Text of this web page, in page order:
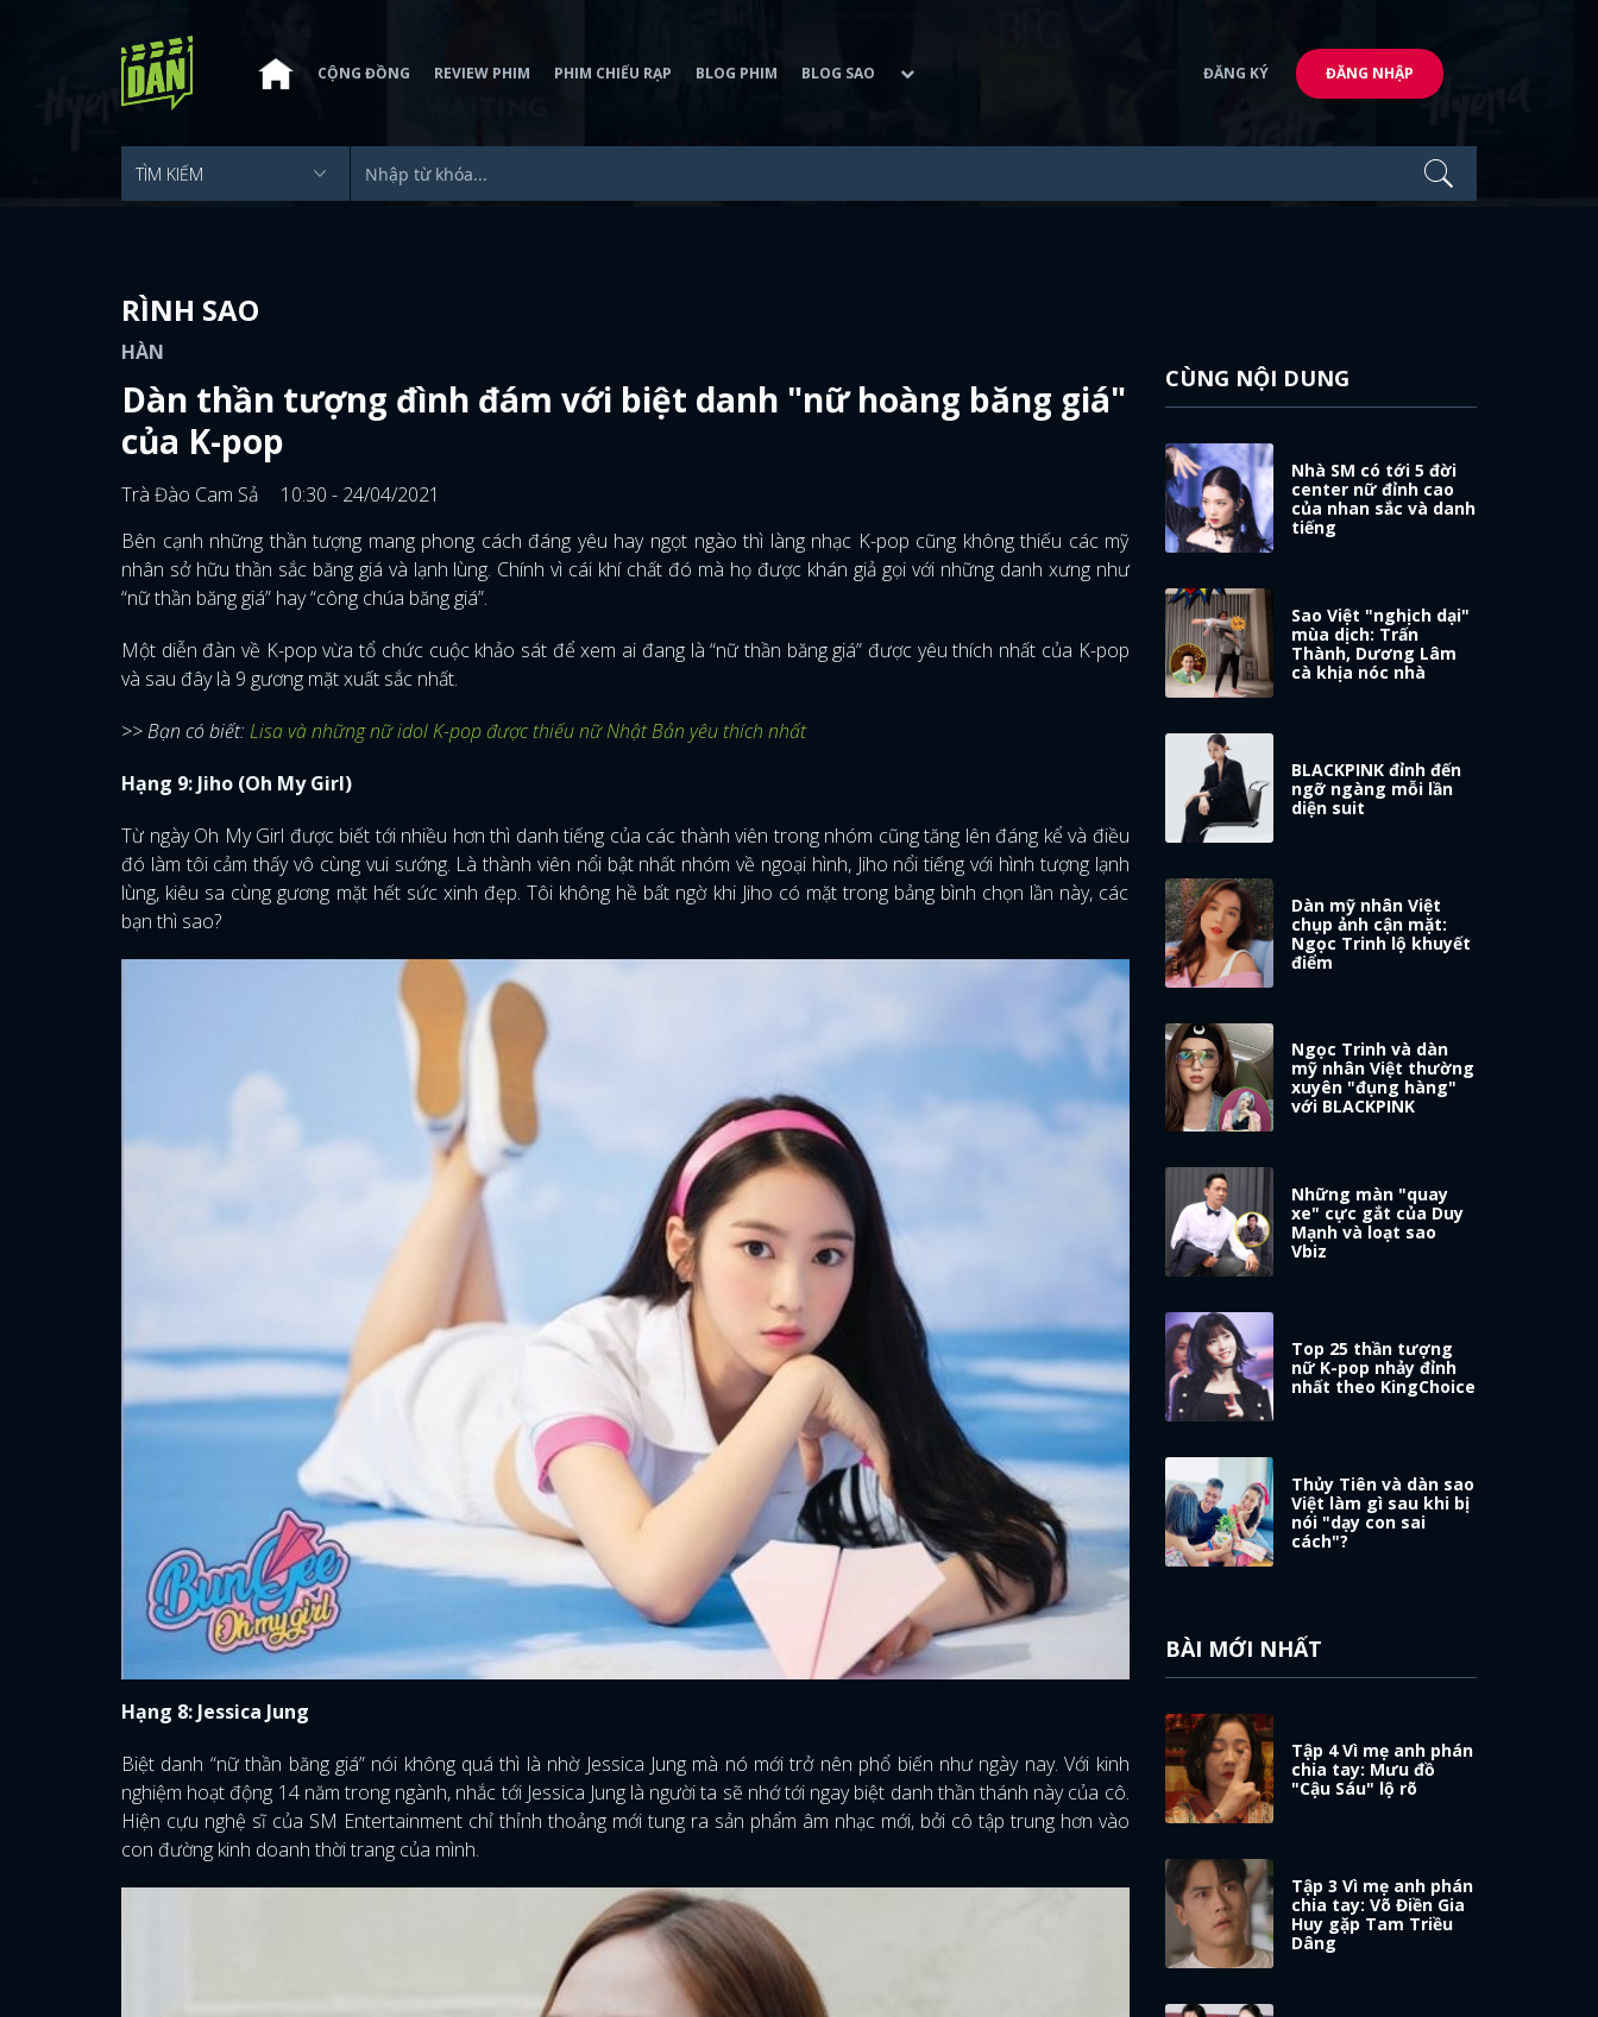
CỘNG ĐỒNG REVIEW PHIM PHIM CHIẾU RẠP BLOG PHIM BLOG SAO ĐĂNG KÝ ĐĂNG NHẬP
RÌNH SAO
HÀN
Dàn thần tượng đình đám với biệt danh "nữ hoàng băng giá"
của K-pop
Trà Đào Cam Sả
10:30 - 24/04/2021
Bên cạnh những thần tượng mang phong cách đáng yêu hay ngọt ngào thì làng nhạc K-pop cũng không thiếu các mỹ
nhân sở hữu thần sắc băng giá và lạnh lùng. Chính vì cái khí chất đó mà họ được khán giả gọi với những danh xưng như
“nữ thần băng giá” hay “công chúa băng giá”.
Một diễn đàn về K-pop vừa tổ chức cuộc khảo sát để xem ai đang là “nữ thần băng giá” được yêu thích nhất của K-pop
và sau đây là 9 gương mặt xuất sắc nhất.
>> Bạn có biết:Lisa và những nữ idol K-pop được thiếu nữ Nhật Bản yêu thích nhất
Hạng 9: Jiho (Oh My Girl)
Từ ngày Oh My Girl được biết tới nhiều hơn thì danh tiếng của các thành viên trong nhóm cũng tăng lên đáng kể và điều
đó làm tôi cảm thấy vô cùng vui sướng. Là thành viên nổi bật nhất nhóm về ngoại hình, Jiho nổi tiếng với hình tượng lạnh
lùng, kiêu sa cùng gương mặt hết sức xinh đẹp. Tôi không hề bất ngờ khi Jiho có mặt trong bảng bình chọn lần này, các
bạn thì sao?
Hạng 8: Jessica Jung
Biệt danh “nữ thần băng giá” nói không quá thì là nhờ Jessica Jung mà nó mới trở nên phổ biến như ngày nay. Với kinh
nghiệm hoạt động 14 năm trong ngành, nhắc tới Jessica Jung là người ta sẽ nhớ tới ngay biệt danh thần thánh này của cô.
Hiện cựu nghệ sĩ của SM Entertainment chỉ thỉnh thoảng mới tung ra sản phẩm âm nhạc mới, bởi cô tập trung hơn vào
con đường kinh doanh thời trang của mình.
CÙNG NỘI DUNG
Nhà SM có tới 5 đời
center nữ đỉnh cao
của nhan sắc và danh
tiếng
Sao Việt "nghịch dại"
mùa dịch: Trấn
Thành, Dương Lâm
cà khịa nóc nhà
BLACKPINK đỉnh đến
ngỡ ngàng mỗi lần
diện suit
Dàn mỹ nhân Việt
chụp ảnh cận mặt:
Ngọc Trinh lộ khuyết
điểm
Ngọc Trinh và dàn
mỹ nhân Việt thường
xuyên "đụng hàng"
với BLACKPINK
Những màn "quay
xe" cực gắt của Duy
Mạnh và loạt sao
Vbiz
Top 25 thần tượng
nữ K-pop nhảy đỉnh
nhất theo KingChoice
Thủy Tiên và dàn sao
Việt làm gì sau khi bị
nói "dạy con sai
cách"?
BÀI MỚI NHẤT
Tập 4 Vì mẹ anh phán
chia tay: Mưu đồ
"Cậu Sáu" lộ rõ
Tập 3 Vì mẹ anh phán
chia tay: Võ Điền Gia
Huy gặp Tam Triều
Dâng